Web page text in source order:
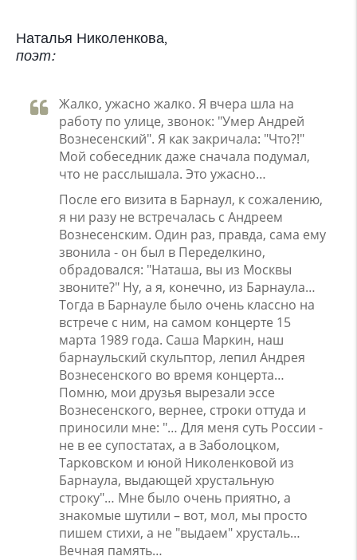
Наталья Николенкова,
поэт:
Жалко, ужасно жалко. Я вчера шла на
работу по улице, звонок: "Умер Андрей
Вознесенский". Я как закричала: "Что?!"
Мой собеседник даже сначала подумал,
что не расслышала. Это ужасно…
После его визита в Барнаул, к сожалению,
я ни разу не встречалась с Андреем
Вознесенским. Один раз, правда, сама ему
звонила - он был в Переделкино,
обрадовался: "Наташа, вы из Москвы
звоните?" Ну, а я, конечно, из Барнаула…
Тогда в Барнауле было очень классно на
встрече с ним, на самом концерте 15
марта 1989 года. Саша Маркин, наш
барнаульский скульптор, лепил Андрея
Вознесенского во время концерта…
Помню, мои друзья вырезали эссе
Вознесенского, вернее, строки оттуда и
приносили мне: "… Для меня суть России -
не в ее супостатах, а в Заболоцком,
Тарковском и юной Николенковой из
Барнаула, выдающей хрустальную
строку"… Мне было очень приятно, а
знакомые шутили – вот, мол, мы просто
пишем стихи, а не "выдаем" хрусталь…
Вечная память…